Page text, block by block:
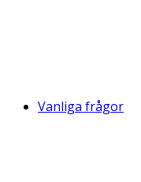
Vanliga frågor